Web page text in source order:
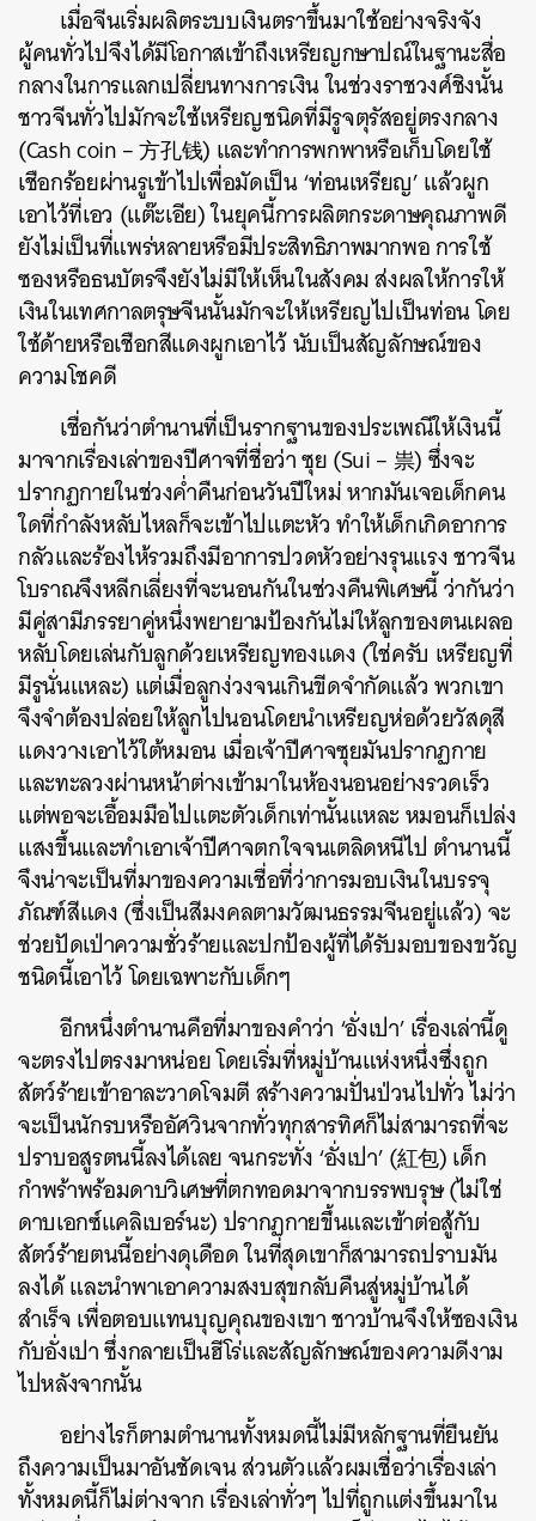
เมื่อจีนเริ่มผลิตระบบเงินตราขึ้นมาใช้อย่างจริงจัง
ผู้คนทั่วไปจึงได้มีโอกาสเข้าถึงเหรียญกษาปณ์ในฐานะสื่อ
กลางในการแลกเปลี่ยนทางการเงิน ในช่วงราชวงศ์ชิงนั้น
ชาวจีนทั่วไปมักจะใช้เหรียญชนิดที่มีรูจตุรัสอยู่ตรงกลาง
(Cash coin – 方孔钱) และทำการพกพาหรือเก็บโดยใช้
เชือกร้อยผ่านรูเข้าไปเพื่อมัดเป็น ‘ท่อนเหรียญ’ แล้วผูก
เอาไว้ที่เอว (แต๊ะเอีย) ในยุคนี้การผลิตกระดาษคุณภาพดี
ยังไม่เป็นที่แพร่หลายหรือมีประสิทธิภาพมากพอ การใช้
ซองหรือธนบัตรจึงยังไม่มีให้เห็นในสังคม ส่งผลให้การให้
เงินในเทศกาลตรุษจีนนั้นมักจะให้เหรียญไปเป็นท่อน โดย
ใช้ด้ายหรือเชือกสีแดงผูกเอาไว้ นับเป็นสัญลักษณ์ของ
ความโชคดี
เชื่อกันว่าตำนานที่เป็นรากฐานของประเพณีให้เงินนี้
มาจากเรื่องเล่าของปีศาจที่ชื่อว่า ซุย (Sui – 祟) ซึ่งจะ
ปรากฏกายในช่วงค่ำคืนก่อนวันปีใหม่ หากมันเจอเด็กคน
ใดที่กำลังหลับไหลก็จะเข้าไปแตะหัว ทำให้เด็กเกิดอาการ
กลัวและร้องไห้รวมถึงมีอาการปวดหัวอย่างรุนแรง ชาวจีน
โบราณจึงหลีกเลี่ยงที่จะนอนกันในช่วงคืนพิเศษนี้ ว่ากันว่า
มีคู่สามีภรรยาคู่หนึ่งพยายามป้องกันไม่ให้ลูกของตนเผลอ
หลับโดยเล่นกับลูกด้วยเหรียญทองแดง (ใช่ครับ เหรียญที่
มีรูนั่นแหละ) แต่เมื่อลูกง่วงจนเกินขีดจำกัดแล้ว พวกเขา
จึงจำต้องปล่อยให้ลูกไปนอนโดยนำเหรียญห่อด้วยวัสดุสี
แดงวางเอาไว้ใต้หมอน เมื่อเจ้าปีศาจซุยมันปรากฏกาย
และทะลวงผ่านหน้าต่างเข้ามาในห้องนอนอย่างรวดเร็ว
แต่พอจะเอื้อมมือไปแตะตัวเด็กเท่านั้นแหละ หมอนก็เปล่ง
แสงขึ้นและทำเอาเจ้าปีศาจตกใจจนเตลิดหนีไป ตำนานนี้
จึงน่าจะเป็นที่มาของความเชื่อที่ว่าการมอบเงินในบรรจุ
ภัณฑ์สีแดง (ซึ่งเป็นสีมงคลตามวัฒนธรรมจีนอยู่แล้ว) จะ
ช่วยปัดเป่าความชั่วร้ายและปกป้องผู้ที่ได้รับมอบของขวัญ
ชนิดนี้เอาไว้ โดยเฉพาะกับเด็กๆ
อีกหนึ่งตำนานคือที่มาของคำว่า ‘อั่งเปา’ เรื่องเล่านี้ดู
จะตรงไปตรงมาหน่อย โดยเริ่มที่หมู่บ้านแห่งหนึ่งซึ่งถูก
สัตว์ร้ายเข้าอาละวาดโจมตี สร้างความปั่นป่วนไปทั่ว ไม่ว่า
จะเป็นนักรบหรืออัศวินจากทั่วทุกสารทิศก็ไม่สามารถที่จะ
ปราบอสูรตนนี้ลงได้เลย จนกระทั่ง ‘อั่งเปา’ (紅包) เด็ก
กำพร้าพร้อมดาบวิเศษที่ตกทอดมาจากบรรพบรุษ (ไม่ใช่
ดาบเอกซ์แคลิเบอร์นะ) ปรากฏกายขึ้นและเข้าต่อสู้กับ
สัตว์ร้ายตนนี้อย่างดุเดือด ในที่สุดเขาก็สามารถปราบมัน
ลงได้ และนำพาเอาความสงบสุขกลับคืนสู่หมู่บ้านได้
สำเร็จ เพื่อตอบแทนบุญคุณของเขา ชาวบ้านจึงให้ซองเงิน
กับอั่งเปา ซึ่งกลายเป็นฮีโร่และสัญลักษณ์ของความดีงาม
ไปหลังจากนั้น
อย่างไรก็ตามตำนานทั้งหมดนี้ไม่มีหลักฐานที่ยืนยัน
ถึงความเป็นมาอันชัดเจน ส่วนตัวแล้วผมเชื่อว่าเรื่องเล่า
ทั้งหมดนี้ก็ไม่ต่างจาก เรื่องเล่าทั่วๆ ไปที่ถูกแต่งขึ้นมาใน